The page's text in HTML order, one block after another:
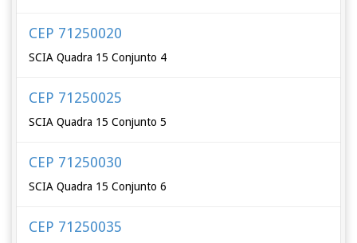
CEP 71250020
SCIA Quadra 15 Conjunto 4
CEP 71250025
SCIA Quadra 15 Conjunto 5
CEP 71250030
SCIA Quadra 15 Conjunto 6
CEP 71250035